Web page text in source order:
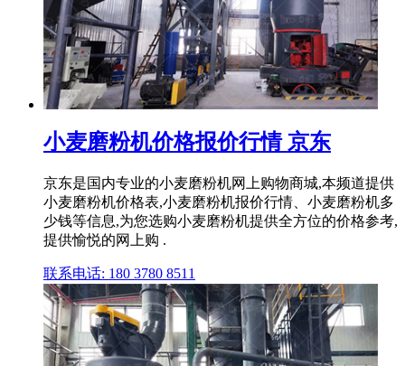
小麦磨粉机价格报价行情 京东
京东是国内专业的小麦磨粉机网上购物商城,本频道提供
小麦磨粉机价格表,小麦磨粉机报价行情、小麦磨粉机多
少钱等信息,为您选购小麦磨粉机提供全方位的价格参考,
提供愉悦的网上购 .
联系电话: 180 3780 8511